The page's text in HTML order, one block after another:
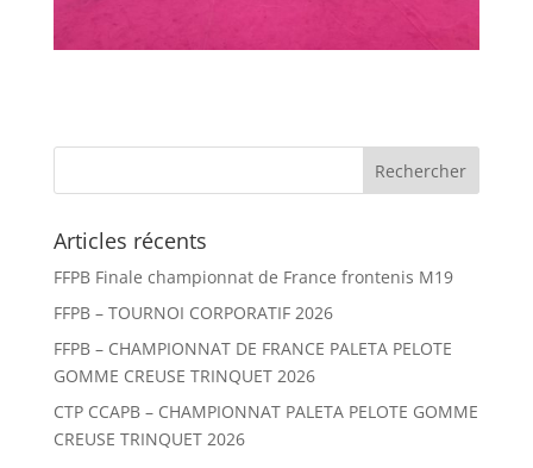
Articles récents
FFPB Finale championnat de France frontenis M19
FFPB – TOURNOI CORPORATIF 2026
FFPB – CHAMPIONNAT DE FRANCE PALETA PELOTE
GOMME CREUSE TRINQUET 2026
CTP CCAPB – CHAMPIONNAT PALETA PELOTE GOMME
CREUSE TRINQUET 2026